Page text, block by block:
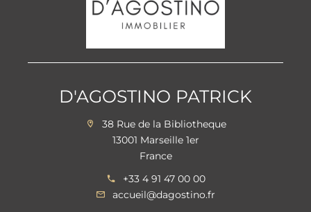
D'AGOSTINO PATRICK
38 Rue de la Bibliotheque
13001 Marseille 1er
France
+33 4 91 47 00 00
accueil@dagostino.fr